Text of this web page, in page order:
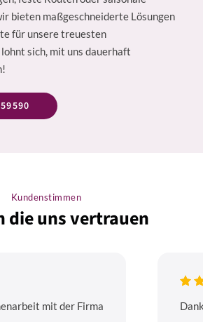
bieten maßgeschneiderte Lösungen
für unsere treuesten
sich, mit uns dauerhaft
Kundenstimmen
die uns vertrauen
mit der Firma